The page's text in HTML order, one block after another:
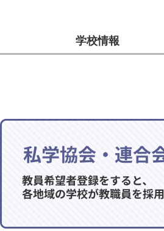
学校情報